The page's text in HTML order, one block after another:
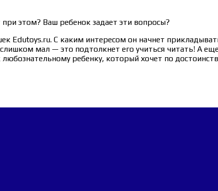
этом? Ваш ребенок задает эти вопросы?
Edutoys.ru. С каким интересом он начнет
мал — это подтолкнет его учиться читать! А
ребенку, который хочет по